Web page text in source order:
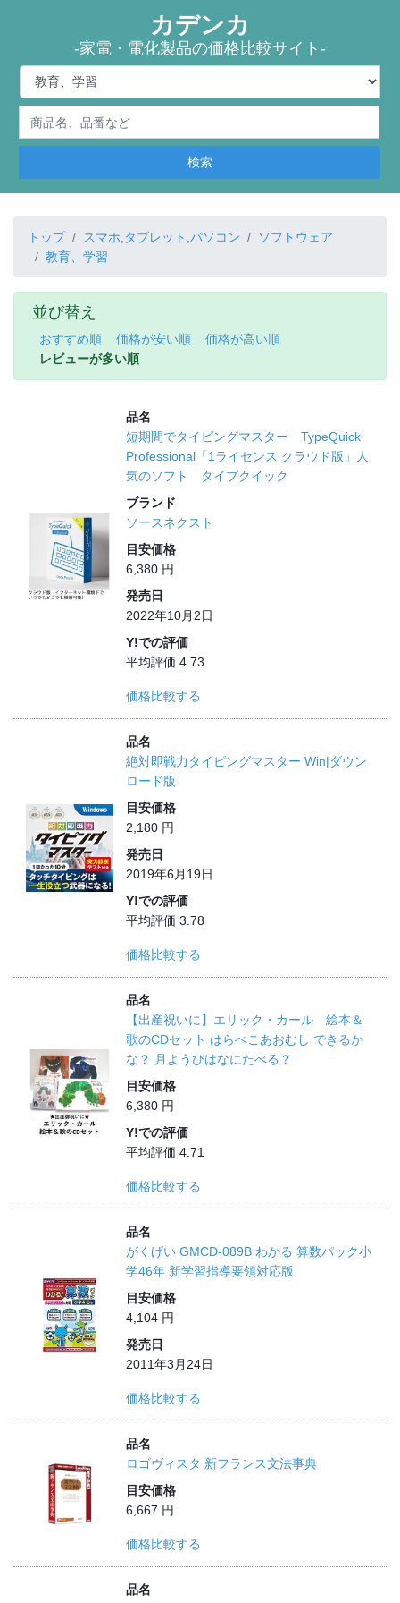
カデンカ
-家電・電化製品の価格比較サイト-
検索
トップ スマホ,タブレット,パソコン
ソフトウェア
教育、学習
並び替え
おすすめ順 価格が安い順
価格が高い順
レビューが多い順
品名
短期間でタイピングマスター TypeQuick
Professional「1ライセンス クラウド版」人
気のソフト タイプクイック
ブランド
ソースネクスト
目安価格
6,380 円
発売日
2022年10月2日
Y!での評価
平均評価 4.73
価格比較する
品名
絶対即戦力タイピングマスター Win|ダウン
ロード版
目安価格
2,180 円
発売日
2019年6月19日
Y!での評価
平均評価 3.78
価格比較する
品名
【出産祝いに】エリック・カール 絵本＆
歌のCDセット はらぺこあおむし できるか
な？ 月ようびはなにたべる？
目安価格
6,380 円
Y!での評価
平均評価 4.71
価格比較する
品名
がくげい GMCD-089B わかる 算数パック小
学46年 新学習指導要領対応版
目安価格
4,104 円
発売日
2011年3月24日
価格比較する
品名
ロゴヴィスタ 新フランス文法事典
目安価格
6,667 円
価格比較する
品名